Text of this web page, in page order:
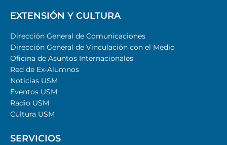
EXTENSIÓN Y CULTURA
Dirección General de Comunicaciones
Dirección General de Vinculación con el Medio
Oficina de Asuntos Internacionales
Red de Ex-Alumnos
Noticias USM
Eventos USM
Radio USM
Cultura USM
SERVICIOS